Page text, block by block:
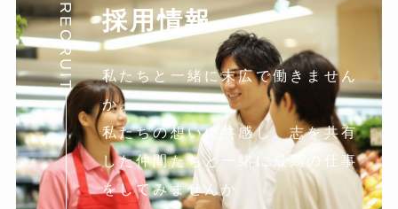
RECRUIT 採用情報
私たちと一緒に末広で働きません
か。
私たちの想いに共感し。志を共有
した仲間たちと一緒に最高の仕事
をしてみませんか